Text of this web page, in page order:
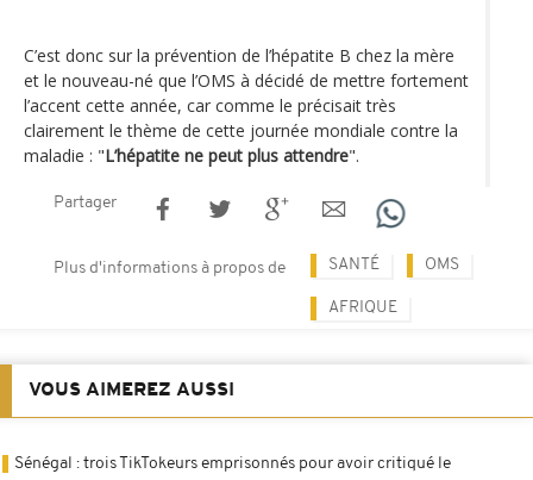
C’est donc sur la prévention de l’hépatite B chez la mère
et le nouveau-né que l’OMS à décidé de mettre fortement
l’accent cette année, car comme le précisait très
clairement le thème de cette journée mondiale contre la
maladie : "L’hépatite ne peut plus attendre".
Partager
Plus d'informations à propos de SANTÉ OMS
AFRIQUE
VOUS AIMEREZ AUSSI
Sénégal : trois TikTokeurs emprisonnés pour avoir critiqué le